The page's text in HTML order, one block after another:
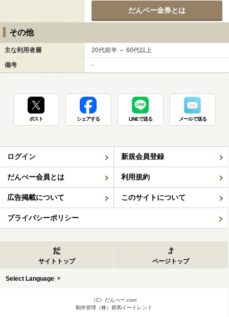
だんベー金券とは
その他
主な利用者層 20代前半 ～ 60代以上
備考 -
ポスト シェアする LINEで送る メールで送る
ログイン 新規会員登録
だんべー会員とは 利用規約
広告掲載について このサイトについて
プライバシーポリシー
サイトトップ ページトップ
Select Language ▼
（C）だんべー.com
制作管理（株）群馬イートレンド